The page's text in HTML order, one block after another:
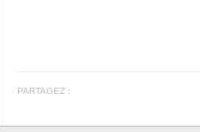
PARTAGEZ :